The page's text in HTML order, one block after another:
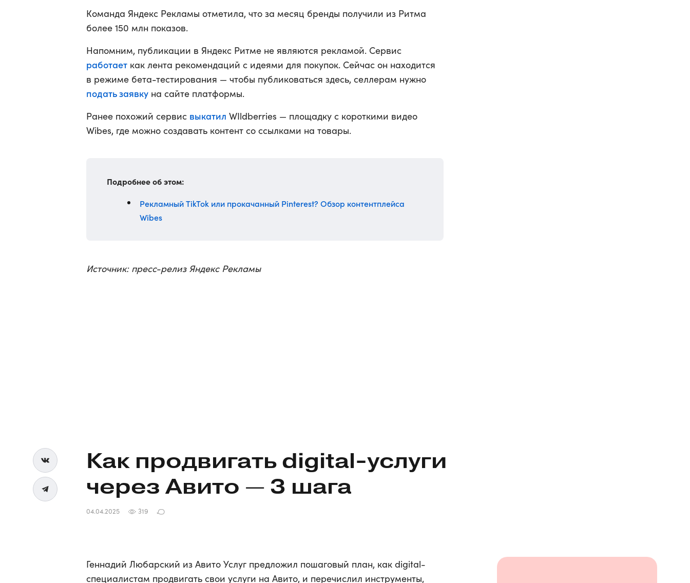
Команда Яндекс Рекламы отметила, что за месяц бренды получили из Ритма
более 150 млн показов.
Напомним, публикации в Яндекс Ритме не являются рекламой. Сервис
работает как лента рекомендаций с идеями для покупок. Сейчас он находится
в режиме бета-тестирования — чтобы публиковаться здесь, селлерам нужно
подать заявку на сайте платформы.
Ранее похожий сервис выкатил WIldberries — площадку с короткими видео
Wibes, где можно создавать контент со ссылками на товары.
Подробнее об этом:
Рекламный TikTok или прокачанный Pinterest? Обзор контентплейса
Wibes
Источник: пресс-релиз Яндекс Рекламы
Как продвигать digital-услуги
через Авито — 3 шага
04.04.2025 319
Геннадий Любарский из Авито Услуг предложил пошаговый план, как digital-
специалистам продвигать свои услуги на Авито, и перечислил инструменты,